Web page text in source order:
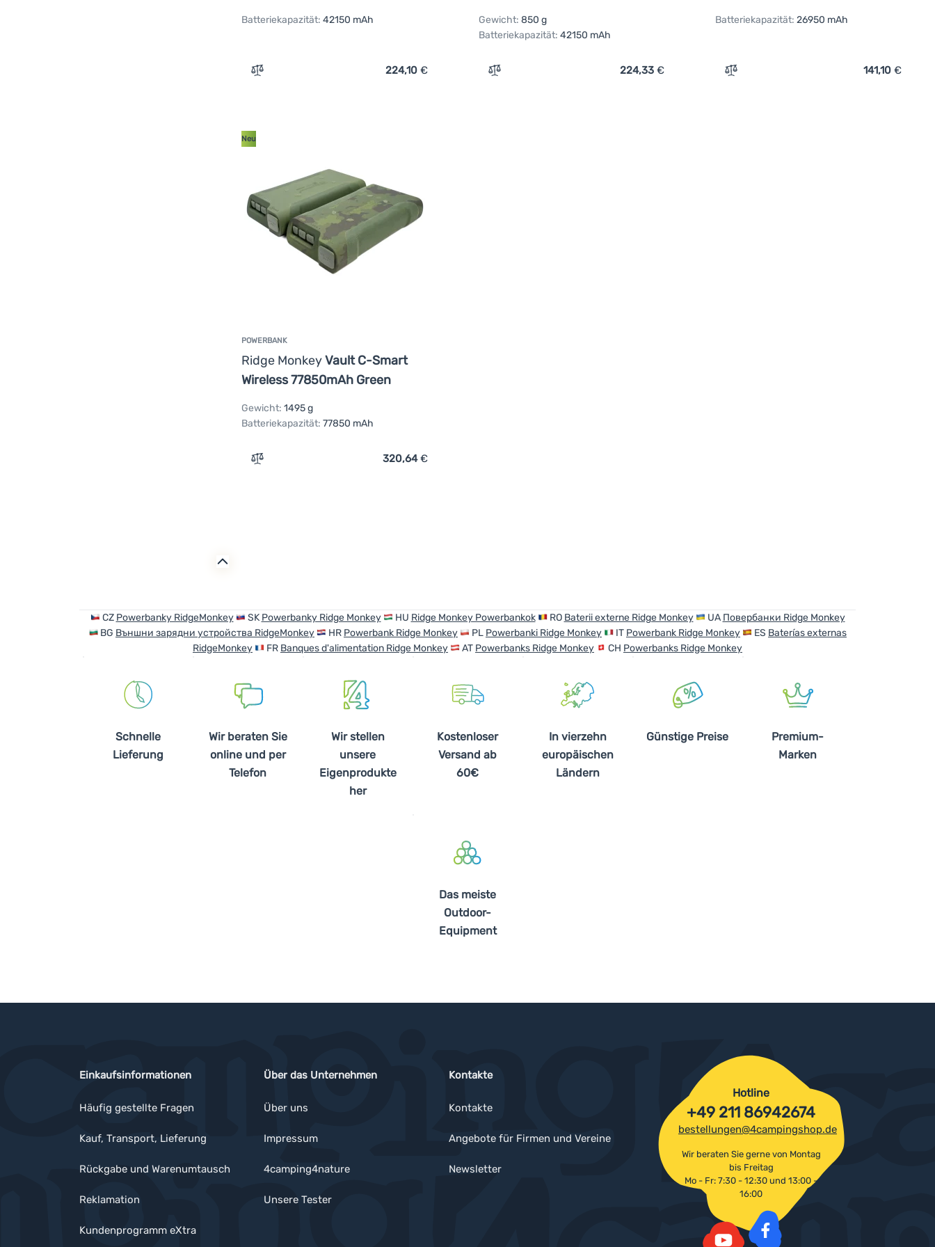
Batteriekapazität: 42150 mAh
Zum Vergleich 'Powerbank Ridge Monkey Vault C-Smart Wireless 42150mAh Camo' hinzufügen
224,10 €
Gewicht: 850 g
Batteriekapazität: 42150 mAh
Zum Vergleich 'Powerbank Ridge Monkey Vault C-Smart Wireless 42150mAh Green'
224,33€
Batteriekapazität: 26950 mAh
Zum Vergleich 'Powerbank Ridge
141,10 €
POWERBANK
Ridge MonkeyVault C-Smart
Wireless 77850mAh Green
Neu
Gewicht: 1495 g
Batteriekapazität: 77850 mAh
Zum Vergleich 'Powerbank Ridge Monkey Vault C-Smart Wireless 77850mAh Green' hinzufügen
320,64€
CZ Powerbanky RidgeMonkey SK Powerbanky Ridge Monkey HU Ridge Monkey Powerbankok RO Baterii externe Ridge Monkey UA Повербанки Ridge Monkey
BG Външни зарядни устройства RidgeMonkey HR Powerbank Ridge Monkey PL Powerbanki Ridge Monkey IT Powerbank Ridge Monkey ES Baterías externas
RidgeMonkey
FR Banques d'alimentation Ridge Monkey AT Powerbanks Ridge Monkey CH Powerbanks Ridge Monkey
Schnelle
Lieferung
Wir beraten Sie
online und per
Telefon
Wir stellen
unsere
Eigenprodukte
her
Kostenloser
Versand ab
60€
In vierzehn
europäischen
Ländern
Günstige Preise
Premium-
Marken
Das meiste
Outdoor-
Equipment
Einkaufsinformationen
Häufig gestellte Fragen
Kauf, Transport, Lieferung
Rückgabe und Warenumtausch
Reklamation
Kundenprogramm eXtra
Über das Unternehmen
Über uns
Impressum
4camping4nature
Unsere Tester
Kontakte
Kontakte
Angebote für Firmen und Vereine
Newsletter
Hotline
+49 211 86942674
bestellungen@4campingshop.de
Wir beraten Sie gerne von Montag
bis Freitag
Mo - Fr: 7:30 - 12:30 und 13:00 -
16:00